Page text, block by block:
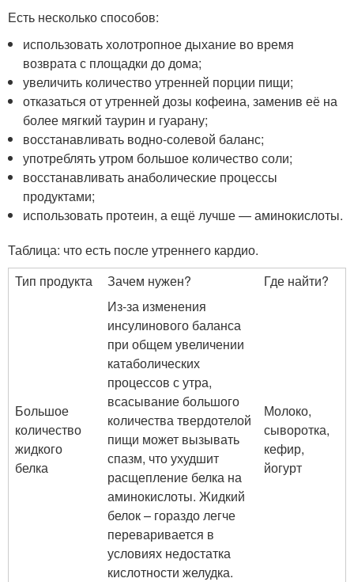
Есть несколько способов:
использовать холотропное дыхание во время
возврата с площадки до дома;
увеличить количество утренней порции пищи;
отказаться от утренней дозы кофеина, заменив её на
более мягкий таурин и гуарану;
восстанавливать водно-солевой баланс;
употреблять утром большое количество соли;
восстанавливать анаболические процессы
продуктами;
использовать протеин, а ещё лучше — аминокислоты.
Таблица: что есть после утреннего кардио.
Тип продукта
Зачем нужен? Где найти?
Большое
количество
жидкого
белка
Из-за изменения
инсулинового баланса
при общем увеличении
катаболических
процессов с утра,
всасывание большого
количества твердотелой
пищи может вызывать
спазм, что ухудшит
расщепление белка на
аминокислоты. Жидкий
белок – гораздо легче
переваривается в
условиях недостатка
кислотности желудка.
Молоко,
сыворотка,
кефир,
йогурт